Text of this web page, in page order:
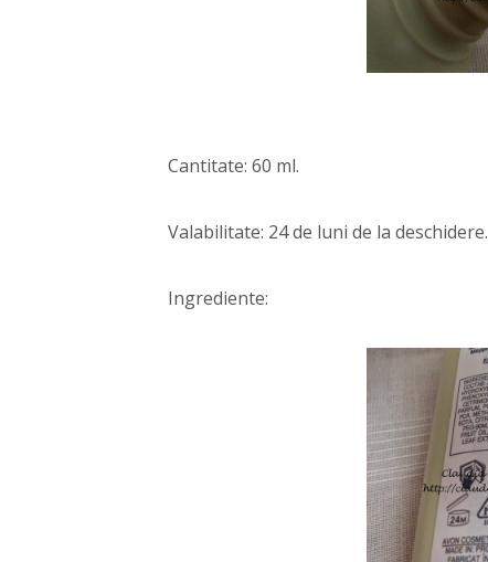
Cantitate: 60 ml.
Valabilitate: 24 de luni de la deschidere.
Ingrediente: